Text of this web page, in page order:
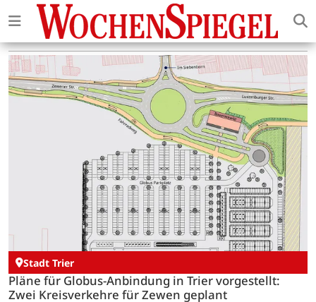
Stadt Trier
Pläne für Globus-Anbindung in Trier vorgestellt:
Zwei Kreisverkehre für Zewen geplant